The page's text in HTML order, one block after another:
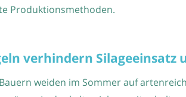
Produktionsmethoden.
verhindern
weiden im Sommer auf